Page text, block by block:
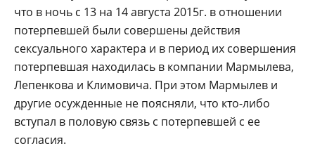
что в ночь с 13 на 14 августа 2015г. в отношении
потерпевшей были совершены действия
сексуального характера и в период их совершения
потерпевшая находилась в компании Мармылева,
Лепенкова и Климовича. При этом Мармылев и
другие осужденные не поясняли, что кто-либо
вступал в половую связь с потерпевшей с ее
согласия.